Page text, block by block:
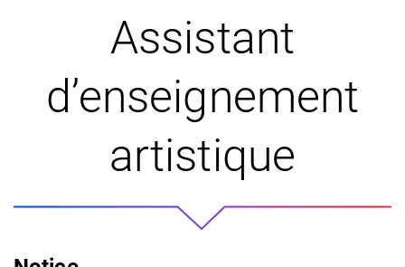
Assistant
d’enseignement
artistique